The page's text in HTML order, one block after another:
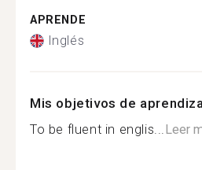
APRENDE
Inglés
Mis objetivos de
To be fluent in englis...Leer